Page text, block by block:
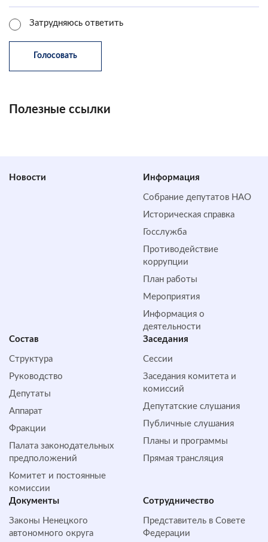
Затрудняюсь ответить
Полезные ссылки
Новости Информация
Собрание депутатов НАО
Историческая справка
Госслужба
Противодействие
коррупции
План работы
Мероприятия
Информация о
деятельности
Состав
Структура
Руководство
Депутаты
Аппарат
Фракции
Палата законодательных
предположений
Комитет и постоянные
комиссии
Заседания
Сессии
Заседания комитета и
комиссий
Депутатские слушания
Публичные слушания
Планы и программы
Прямая трансляция
Документы
Законы Ненецкого
автономного округа
Сотрудничество
Представитель в Совете
Федерации